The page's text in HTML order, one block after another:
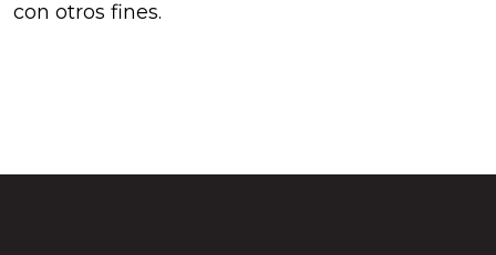
con otros fines.